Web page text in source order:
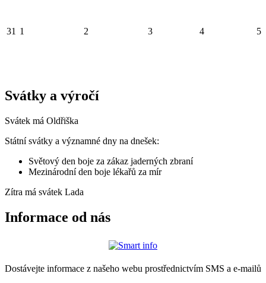
31 1 2 3 4 5
Svátky a výročí
Svátek má Oldřiška
Státní svátky a významné dny na dnešek:
Světový den boje za zákaz jaderných zbraní
Mezinárodní den boje lékařů za mír
Zítra má svátek Lada
Informace od nás
Dostávejte informace z našeho webu prostřednictvím SMS a e-mailů